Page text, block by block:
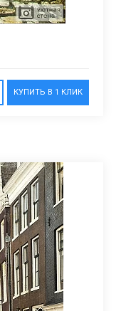
КУПИТЬ В 1 КЛИК